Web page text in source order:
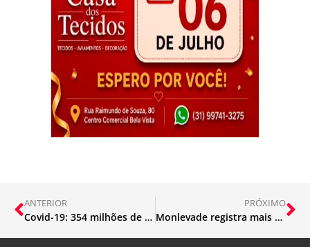
ANTERIOR
Covid-19: 354 milhões de doses estão asseguradas em 2021, diz Pazuello
PRÓXIMO
Monlevade registra mais 1 óbito e 39 novos casos de Covid-19